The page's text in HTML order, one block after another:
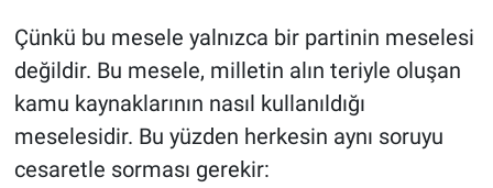
Çünkü bu mesele yalnızca bir partinin meselesi
değildir. Bu mesele, milletin alın teriyle oluşan
kamu kaynaklarının nasıl kullanıldığı
meselesidir. Bu yüzden herkesin aynı soruyu
cesaretle sorması gerekir: